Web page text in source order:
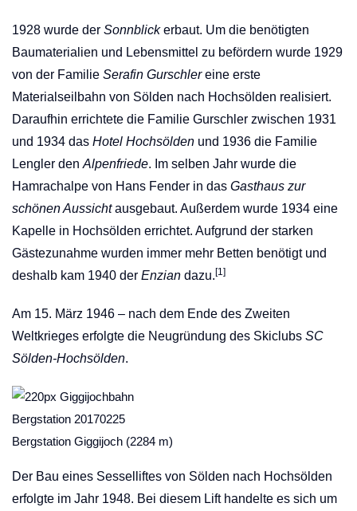
1928 wurde der Sonnblickerbaut. Um die benötigten
Baumaterialien und Lebensmittel zu befördern wurde 1929
von der Familie Serafin Gurschlereine erste
Materialseilbahn von Sölden nach Hochsölden realisiert.
Daraufhin errichtete die Familie Gurschler zwischen 1931
und 1934 das Hotel Hochsölden und 1936 die Familie
Lengler den Alpenfriede. Im selben Jahr wurde die
Hamrachalpe von Hans Fender in das Gasthaus zur
schönen Aussichtausgebaut. Außerdem wurde 1934 eine
Kapelle in Hochsölden errichtet. Aufgrund der starken
Gästezunahme wurden immer mehr Betten benötigt und
deshalb kam 1940 der Enzian dazu.[1]
Am 15. März 1946 – nach dem Ende des Zweiten
Weltkrieges erfolgte die Neugründung des Skiclubs SC
Sölden-Hochsölden.
Bergstation Giggijoch (2284 m)
Der Bau eines Sesselliftes von Sölden nach Hochsölden
erfolgte im Jahr 1948. Bei diesem Lift handelte es sich um